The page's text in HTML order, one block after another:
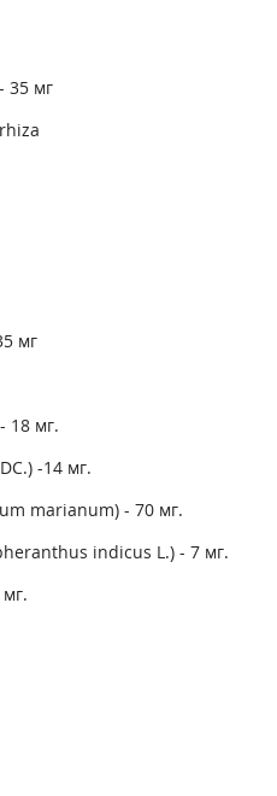
35 мг
мг
18 мг.
-14 мг.
marianum) - 70 мг.
indicus L.) - 7 мг.